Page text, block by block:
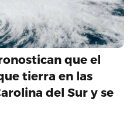
que el
tierra en las
del Sur y se